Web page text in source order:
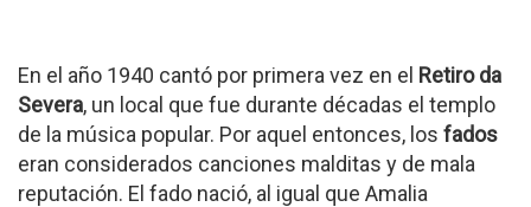
En el año 1940 cantó por primera vez en el Retiro da
Severa, un local que fue durante décadas el templo
de la música popular. Por aquel entonces, los fados
eran considerados canciones malditas y de mala
reputación. El fado nació, al igual que Amalia